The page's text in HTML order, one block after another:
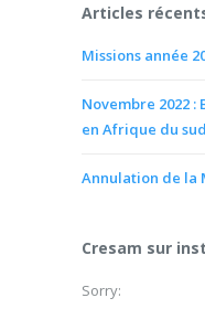
Articles
Missions année
Novembre 2022 :
en Afrique du sud
Annulation de la
Cresam sur
Sorry: